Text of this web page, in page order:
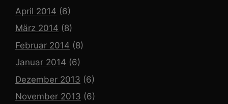
April 2014 (6)
März 2014 (8)
Februar 2014 (8)
Januar 2014 (6)
Dezember 2013 (6)
November 2013 (6)